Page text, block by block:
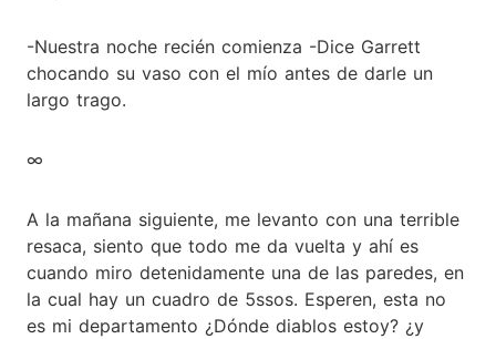
-Nuestra noche recién comienza -Dice Garrett
chocando su vaso con el mío antes de darle un
largo trago.
∞
A la mañana siguiente, me levanto con una terrible
resaca, siento que todo me da vuelta y ahí es
cuando miro detenidamente una de las paredes, en
la cual hay un cuadro de 5ssos. Esperen, esta no
es mi departamento ¿Dónde diablos estoy? ¿y